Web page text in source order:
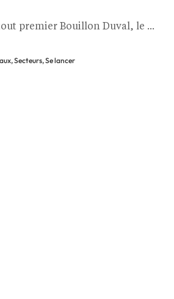
premier Bouillon Duval, le ...
Secteurs, Se lancer